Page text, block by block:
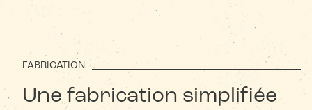
FABRICATION
Une fabrication simplifiée